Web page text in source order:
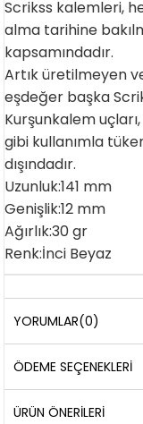
Scrikss kalemleri,
alma tarihine
kapsamındadır.
Artık üretilmeyen
eşdeğer başka
Kurşunkalem
gibi kullanımla
dışındadır.
Uzunluk:141 mm
Genişlik:12 mm
Ağırlık:30 gr
Renk:İnci Beyaz
YORUMLAR(0)
ÖDEME SEÇENEKLERI
ÜRÜN ÖNERILERI